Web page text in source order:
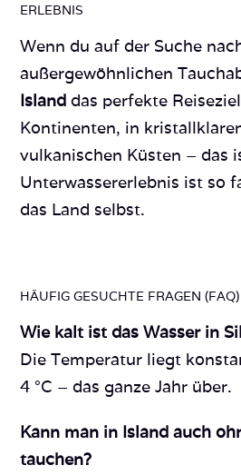
ERLEBNIS
Wenn du auf der Suche
außergewöhnlichen
Island das perfekte
Kontinenten, in
vulkanischen Küsten – das
Unterwassererlebnis ist so
das Land selbst.
HÄUFIG GESUCHTE FRAGEN (FAQ)
Wie kalt ist das Wasser in
Die Temperatur liegt
4 °C – das ganze Jahr über.
Kann man in Island auch
tauchen?